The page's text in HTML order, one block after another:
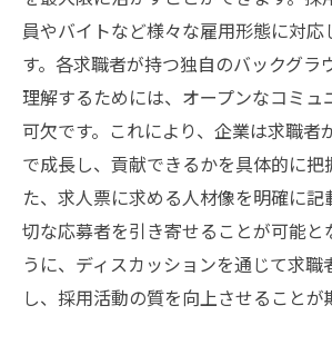
員やバイトなど様々な雇用形態に対応
す。各求職者が持つ独自のバックグラ
理解するためには、オープンなコミュ
可欠です。これにより、企業は求職者
で成長し、貢献できるかを具体的に把
た、求人票に求める人材像を明確に記
切な応募者を引き寄せることが可能と
うに、ディスカッションを通じて求
し、採用活動の質を向上させることが